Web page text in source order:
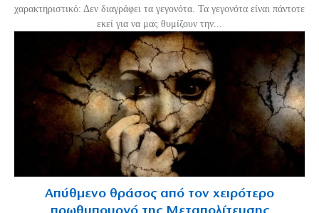
χαρακτηριστικό: Δεν διαγράφει τα γεγονότα. Τα γεγονότα είναι πάντοτε
εκεί για να μας θυμίζουν την...
Απύθμενο θράσος από τον χειρότερο